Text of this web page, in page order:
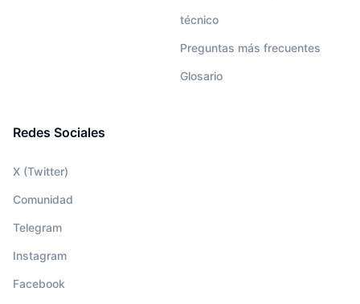
técnico
Preguntas más frecuentes
Glosario
Redes Sociales
X (Twitter)
Comunidad
Telegram
Instagram
Facebook